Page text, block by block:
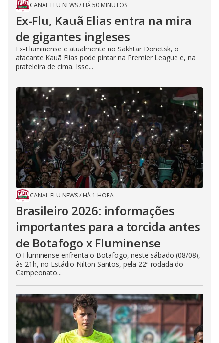
CANAL FLU NEWS/ HÁ 50 MINUTOS
Ex-Flu, Kauã Elias entra na mira
de gigantes ingleses
Ex-Fluminense e atualmente no Sakhtar Donetsk, o
atacante Kauã Elias pode pintar na Premier League e, na
prateleira de cima. Isso...
CANAL FLU NEWS/ HÁ 1 HORA
Brasileiro 2026: informações
importantes para a torcida antes
de Botafogo x Fluminense
O Fluminense enfrenta o Botafogo, neste sábado (08/08),
às 21h, no Estádio Nilton Santos, pela 22ª rodada do
Campeonato...